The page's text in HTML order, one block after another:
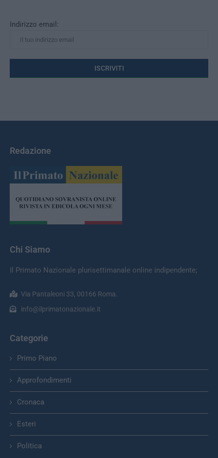
Indirizzo email:
Redazione
Chi Siamo
Il Primato Nazionale plurisettimanale online indipendente;
Via Pantaleoni 33, 00166 Roma.
info@ilprimatonazionale.it
Categorie
Primo Piano
Approfondimenti
Cronaca
Esteri
Politica